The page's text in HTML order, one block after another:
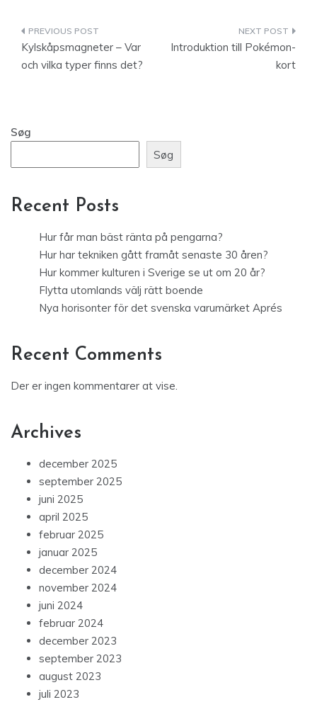
Indlægsnavigation
Kylskåpsmagneter – Var
och vilka typer finns det?
Introduktion till Pokémon-
kort
Søg
Søg
Recent Posts
Hur får man bäst ränta på pengarna?
Hur har tekniken gått framåt senaste 30 åren?
Hur kommer kulturen i Sverige se ut om 20 år?
Flytta utomlands välj rätt boende
Nya horisonter för det svenska varumärket Aprés
Recent Comments
Der er ingen kommentarer at vise.
Archives
december 2025
september 2025
juni 2025
april 2025
februar 2025
januar 2025
december 2024
november 2024
juni 2024
februar 2024
december 2023
september 2023
august 2023
juli 2023